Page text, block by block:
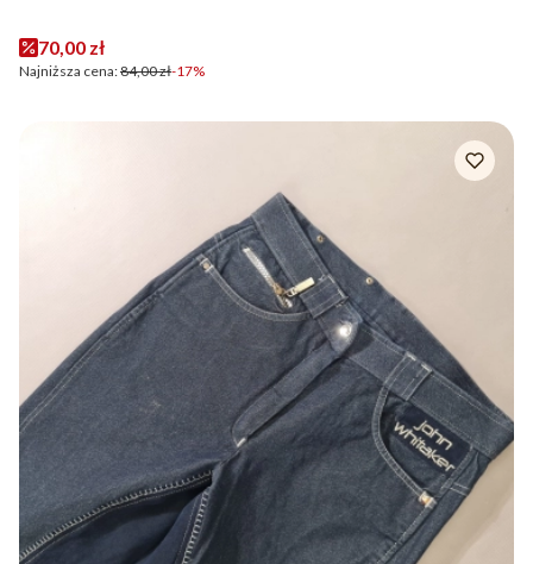
Cena promocyjna
70,00 zł
Najniższa cena:84,00 zł-17%